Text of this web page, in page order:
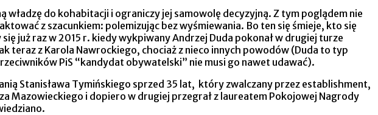
władzę do kohabitacji i ograniczy jej samowolę decyzyjną. Z tym poglądem nie
z szacunkiem: polemizując bez wyśmiewania. Bo ten się śmieje, kto się
już raz w 2015 r. kiedy wykpiwany Andrzej Duda pokonał w drugiej turze
z Karola Nawrockiego, chociaż z nieco innych powodów (Duda to typ
PiS “kandydat obywatelski” nie musi go nawet udawać).
Stanisława Tymińskiego sprzed 35 lat, który zwalczany przez establishment,
Mazowieckiego i dopiero w drugiej przegrał z laureatem Pokojowej Nagrody